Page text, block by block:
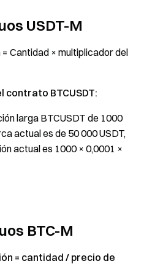
USDT-M
Cantidad × multiplicador del
contrato BTCUSDT:
larga BTCUSDT de 1000
actual es de 50 000 USDT,
actual es 1000 × 0,0001 ×
BTC-M
= cantidad / precio de